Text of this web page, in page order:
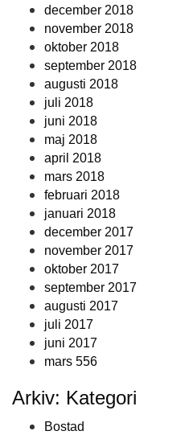
december 2018
november 2018
oktober 2018
september 2018
augusti 2018
juli 2018
juni 2018
maj 2018
april 2018
mars 2018
februari 2018
januari 2018
december 2017
november 2017
oktober 2017
september 2017
augusti 2017
juli 2017
juni 2017
mars 556
Arkiv: Kategori
Bostad